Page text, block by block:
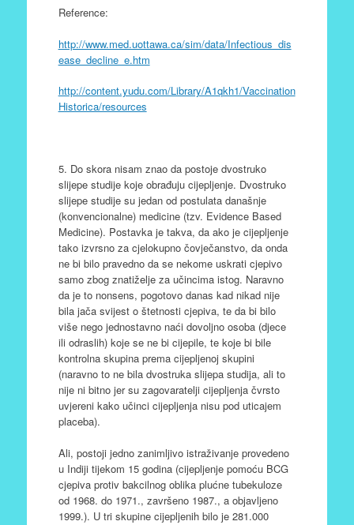
Reference:
http://www.med.uottawa.ca/sim/data/Infectious_dis
ease_decline_e.htm
http://content.yudu.com/Library/A1qkh1/Vaccination
Historica/resources
5. Do skora nisam znao da postoje dvostruko
slijepe studije koje obrađuju cijepljenje. Dvostruko
slijepe studije su jedan od postulata današnje
(konvencionalne) medicine (tzv. Evidence Based
Medicine). Postavka je takva, da ako je cijepljenje
tako izvrsno za cjelokupno čovječanstvo, da onda
ne bi bilo pravedno da se nekome uskrati cjepivo
samo zbog znatiželje za učincima istog. Naravno
da je to nonsens, pogotovo danas kad nikad nije
bila jača svijest o štetnosti cjepiva, te da bi bilo
više nego jednostavno naći dovoljno osoba (djece
ili odraslih) koje se ne bi cijepile, te koje bi bile
kontrolna skupina prema cijepljenoj skupini
(naravno to ne bila dvostruka slijepa studija, ali to
nije ni bitno jer su zagovaratelji cijepljenja čvrsto
uvjereni kako učinci cijepljenja nisu pod uticajem
placeba).
Ali, postoji jedno zanimljivo istraživanje provedeno
u Indiji tijekom 15 godina (cijepljenje pomoću BCG
cjepiva protiv bakcilnog oblika plućne tubekuloze
od 1968. do 1971., završeno 1987., a objavljeno
1999.). U tri skupine cijepljenih bilo je 281.000